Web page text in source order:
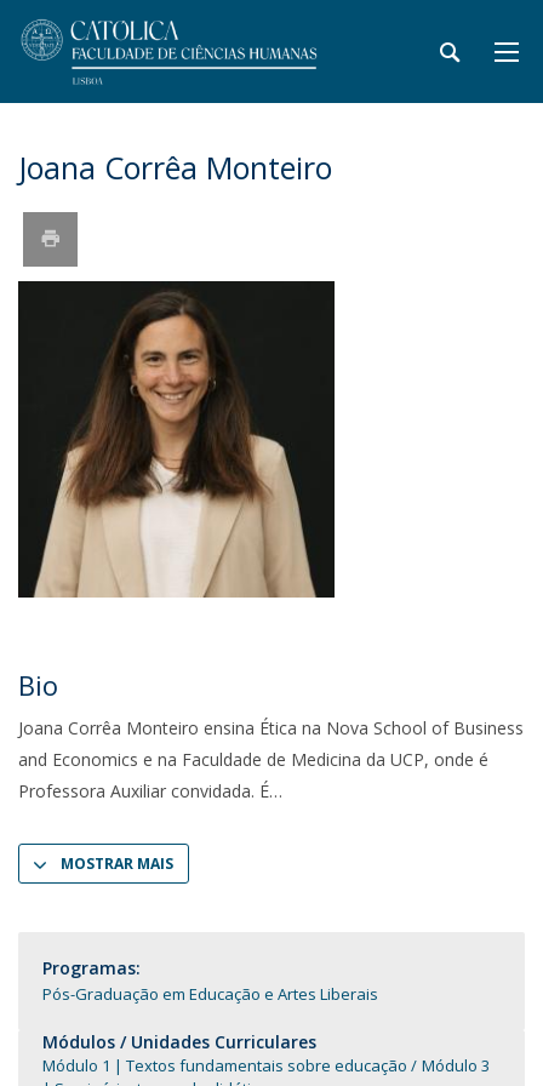
Joana Corrêa Monteiro
Bio
Joana Corrêa Monteiro ensina Ética na Nova School of Business
and Economics e na Faculdade de Medicina da UCP, onde é
Professora Auxiliar convidada. É
MOSTRAR MAIS
Programas:
Pós-Graduação em Educação e Artes Liberais
Módulos / Unidades Curriculares
Módulo 1 | Textos fundamentais sobre educação
Módulo 3